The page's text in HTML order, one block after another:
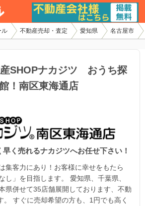
ル 不動産売却・査定 愛知県 名古屋市
SHOPナカジツ おうち探
！南区東海通店
く売れるナカジツへお任せ下さい！
集客力にあり！お客様に幸せをもたら
し」を目指します。 愛知県、千葉県、
県併せて35店舗展開しております、不動
。 すぐに売却希望の方も、1円でも高く
不動産会社様